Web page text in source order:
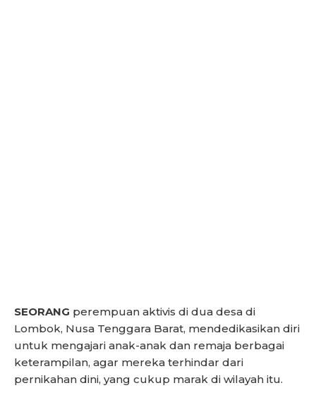
SEORANG perempuan aktivis di dua desa di
Lombok, Nusa Tenggara Barat, mendedikasikan diri
untuk mengajari anak-anak dan remaja berbagai
keterampilan, agar mereka terhindar dari
pernikahan dini, yang cukup marak di wilayah itu.